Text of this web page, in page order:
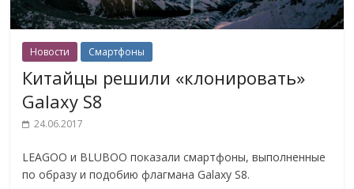
Новости Смартфоны
Китайцы решили «клонировать»
Galaxy S8
24.06.2017
LEAGOO и BLUBOO показали смартфоны, выполненные
по образу и подобию флагмана Galaxy S8.